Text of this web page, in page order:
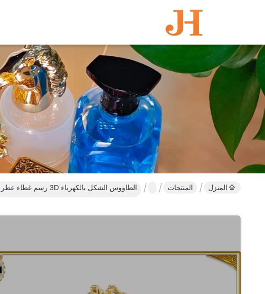
المنزل المنتجات الطاووس الشكل بالكهرباء 3D رسم غطاء عطر زاماك